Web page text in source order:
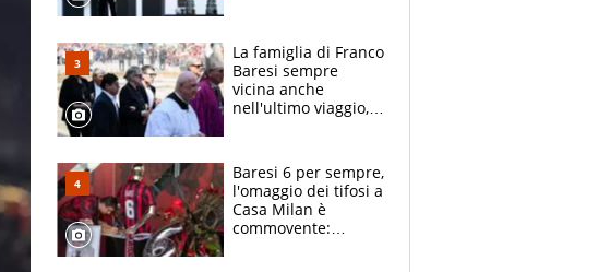
La famiglia di Franco
Baresi sempre
vicina anche
nell'ultimo viaggio,
circondati
dall'affetto dei tifosi
Baresi 6 per sempre,
l'omaggio dei tifosi a
Casa Milan è
commovente: